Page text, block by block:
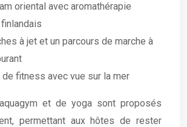
oriental avec aromathérapie
à jet et un parcours de marche à
de fitness avec vue sur la mer
et de yoga sont proposés
permettant aux hôtes de rester